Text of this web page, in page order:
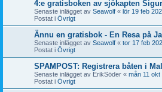
4:e gratisboken av sjökapten
Senaste inlägget av Seawolf « lör 19 feb
Postat i Övrigt
Ännu en gratisbok - En Resa på
Senaste inlägget av Seawolf « tor 17 feb
Postat i Övrigt
SPAMPOST: Registrera båten i
Senaste inlägget av ErikSöder « mån 11 okt
Postat i Övrigt